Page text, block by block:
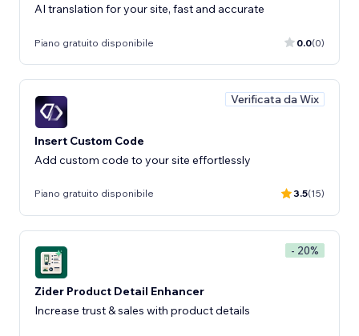
AI translation for your site, fast and accurate
Piano gratuito disponibile 0.0(0)
Verificata da Wix
Insert Custom Code
Add custom code to your site effortlessly
Piano gratuito disponibile 3.5(15)
- 20%
Zider Product Detail Enhancer
Increase trust & sales with product details